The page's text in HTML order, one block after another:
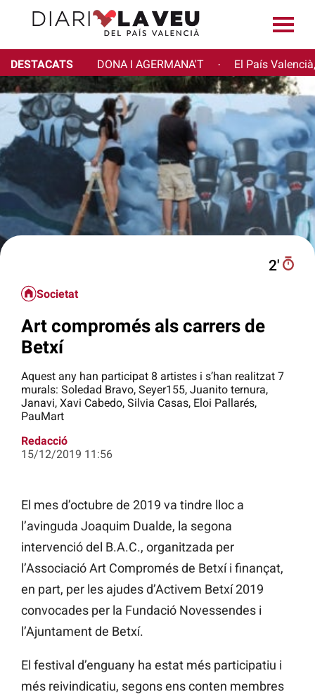
DESTACATS DONA I AGERMANA'T · El País
2′
Societat
Art compromés als carrers de
Betxí
Aquest any han participat 8 artistes i s’han realitzat 7
murals: Soledad Bravo, Seyer155, Juanito ternura,
Janavi, Xavi Cabedo, Silvia Casas, Eloi Pallarés,
PauMart
Redacció
15/12/2019 11:56
El mes d’octubre de 2019 va tindre lloc a
l’avinguda Joaquim Dualde, la segona
intervenció del B.A.C., organitzada per
l’Associació Art Compromés de Betxí i finançat,
en part, per les ajudes d’Activem Betxí 2019
convocades per la Fundació Novessendes i
l’Ajuntament de Betxí.
El festival d’enguany ha estat més participatiu i
més reivindicatiu, segons ens conten membres